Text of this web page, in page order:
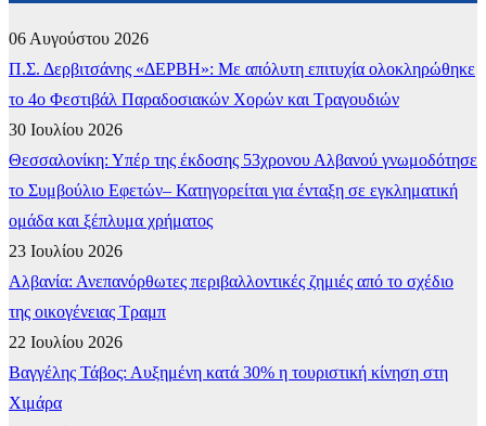
06 Αυγούστου 2026
Π.Σ. Δερβιτσάνης «ΔΕΡΒΗ»: Με απόλυτη επιτυχία ολοκληρώθηκε
το 4ο Φεστιβάλ Παραδοσιακών Χορών και Τραγουδιών
30 Ιουλίου 2026
Θεσσαλονίκη: Υπέρ της έκδοσης 53χρονου Αλβανού γνωμοδότησε
το Συμβούλιο Εφετών– Κατηγορείται για ένταξη σε εγκληματική
ομάδα και ξέπλυμα χρήματος
23 Ιουλίου 2026
Αλβανία: Ανεπανόρθωτες περιβαλλοντικές ζημιές από το σχέδιο
της οικογένειας Τραμπ
22 Ιουλίου 2026
Βαγγέλης Τάβος: Αυξημένη κατά 30% η τουριστική κίνηση στη
Χιμάρα